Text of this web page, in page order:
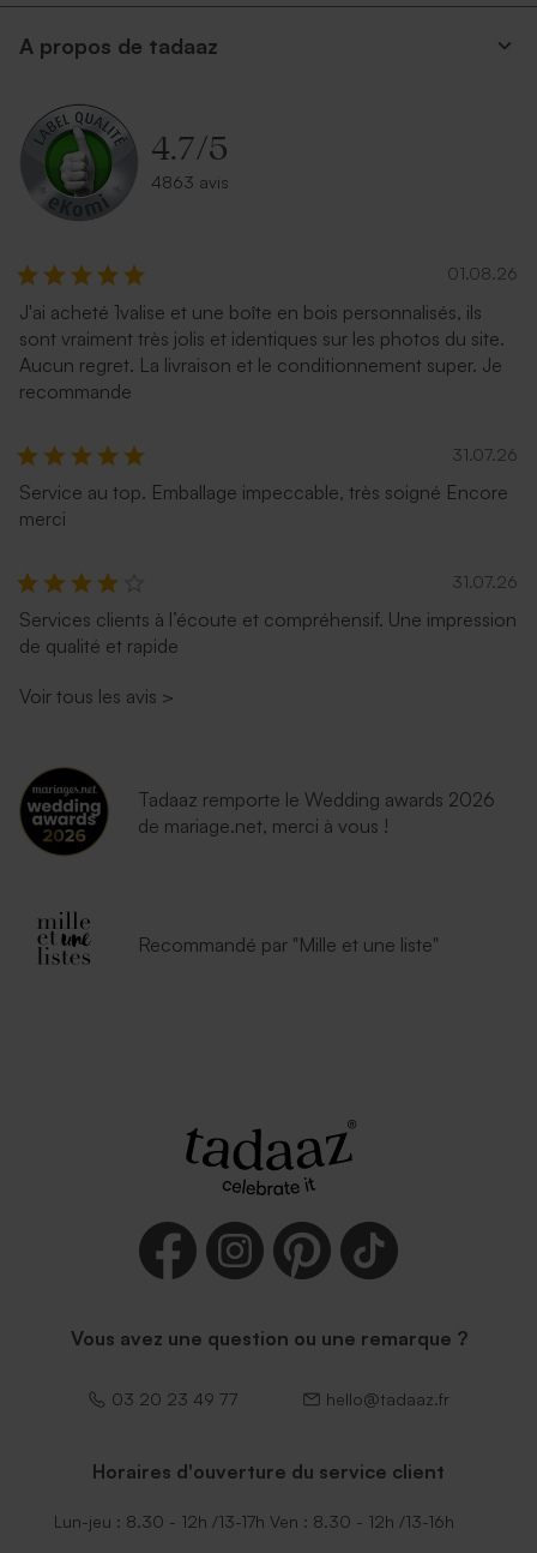
A propos de tadaaz
4.7/5
4863 avis
01.08.26
J'ai acheté 1valise et une boîte en bois personnalisés, ils
sont vraiment très jolis et identiques sur les photos du site.
Aucun regret. La livraison et le conditionnement super. Je
recommande
31.07.26
Service au top. Emballage impeccable, très soigné Encore
merci
31.07.26
Services clients à l’écoute et compréhensif. Une impression
de qualité et rapide
Voir tous les avis >
Tadaaz remporte le Wedding awards 2026
de mariage.net, merci à vous !
Recommandé par "Mille et une liste"
Vous avez une question ou une remarque ?
03 20 23 49 77 hello@tadaaz.fr
Horaires d'ouverture du service client
Lun-jeu : 8.30 - 12h /13-17h Ven : 8.30 - 12h /13-16h